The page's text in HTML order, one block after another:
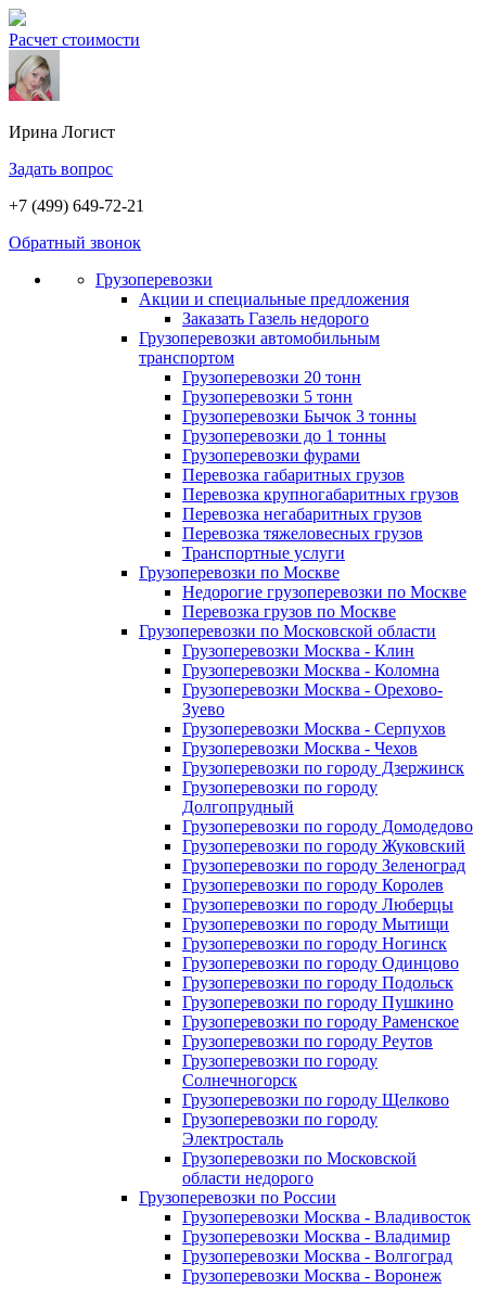
Расчет стоимости
Ирина Логист
Задать вопрос
+7 (499) 649-72-21
Обратный звонок
Грузоперевозки
Акции и специальные предложения
Заказать Газель недорого
Грузоперевозки автомобильным
транспортом
Грузоперевозки 20 тонн
Грузоперевозки 5 тонн
Грузоперевозки Бычок 3 тонны
Грузоперевозки до 1 тонны
Грузоперевозки фурами
Перевозка габаритных грузов
Перевозка крупногабаритных грузов
Перевозка негабаритных грузов
Перевозка тяжеловесных грузов
Транспортные услуги
Грузоперевозки по Москве
Недорогие грузоперевозки по Москве
Перевозка грузов по Москве
Грузоперевозки по Московской области
Грузоперевозки Москва - Клин
Грузоперевозки Москва - Коломна
Грузоперевозки Москва - Орехово-
Зуево
Грузоперевозки Москва - Серпухов
Грузоперевозки Москва - Чехов
Грузоперевозки по городу Дзержинск
Грузоперевозки по городу
Долгопрудный
Грузоперевозки по городу Домодедово
Грузоперевозки по городу Жуковский
Грузоперевозки по городу Зеленоград
Грузоперевозки по городу Королев
Грузоперевозки по городу Люберцы
Грузоперевозки по городу Мытищи
Грузоперевозки по городу Ногинск
Грузоперевозки по городу Одинцово
Грузоперевозки по городу Подольск
Грузоперевозки по городу Пушкино
Грузоперевозки по городу Раменское
Грузоперевозки по городу Реутов
Грузоперевозки по городу
Солнечногорск
Грузоперевозки по городу Щелково
Грузоперевозки по городу
Электросталь
Грузоперевозки по Московской
области недорого
Грузоперевозки по России
Грузоперевозки Москва - Владивосток
Грузоперевозки Москва - Владимир
Грузоперевозки Москва - Волгоград
Грузоперевозки Москва - Воронеж